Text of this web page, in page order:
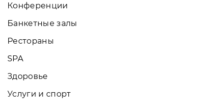
Конференции
Банкетные залы
Рестораны
SPA
Здоровье
Услуги и спорт